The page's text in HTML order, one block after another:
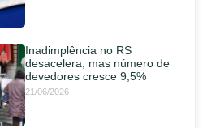
Inadimplência no RS
desacelera, mas número de
devedores cresce 9,5%
21/06/2026